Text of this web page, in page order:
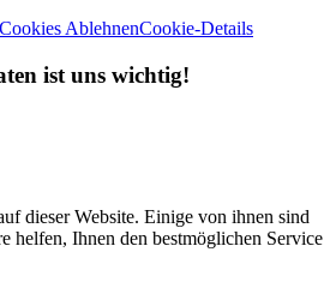
Cookies AblehnenCookie-Details
ist uns wichtig!
dieser Website. Einige von ihnen sind
helfen, Ihnen den bestmöglichen Service